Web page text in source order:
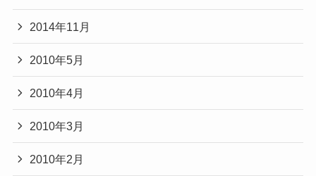
2014年11月
2010年5月
2010年4月
2010年3月
2010年2月